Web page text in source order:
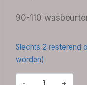
90-110
Slechts 2 resterend
worden)
Shampoo